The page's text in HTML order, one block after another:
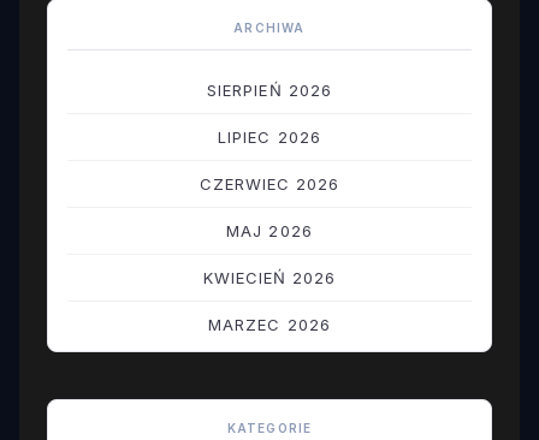
ARCHIWA
SIERPIEŃ 2026
LIPIEC 2026
CZERWIEC 2026
MAJ 2026
KWIECIEŃ 2026
MARZEC 2026
STYCZEŃ 2026
KATEGORIE